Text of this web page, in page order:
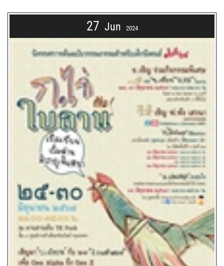
27 Jun 2024